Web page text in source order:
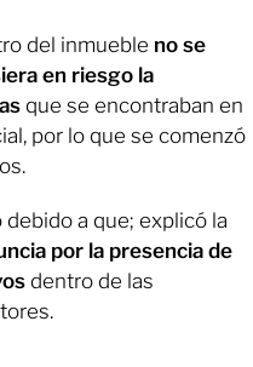
del inmueble no se
en riesgo la
que se encontraban en
por lo que se comenzó
a que; explicó la
por la presencia de
dentro de las